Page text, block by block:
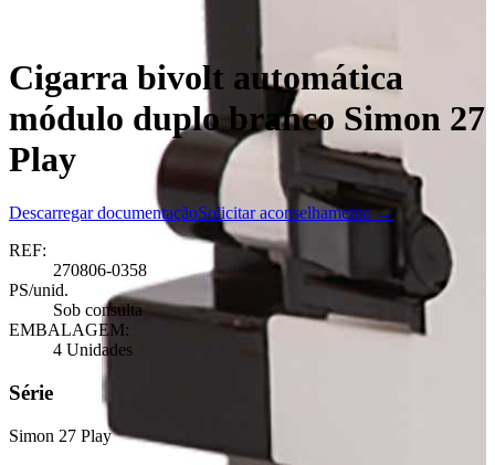
Cigarra bivolt automática
módulo duplo branco Simon 27
Play
Descarregar documentaçãoSolicitar aconselhamento →
REF:
270806-0358
PS/unid.
Sob consulta
EMBALAGEM:
4 Unidades
Série
Simon 27 Play